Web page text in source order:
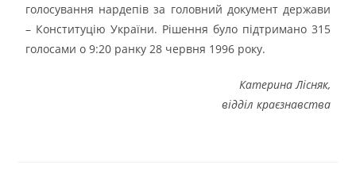
голосування нардепів за головний документ держави
– Конституцію України. Рішення було підтримано 315
голосами о 9:20 ранку 28 червня 1996 року.
Катерина Лісняк,
відділ краєзнавства